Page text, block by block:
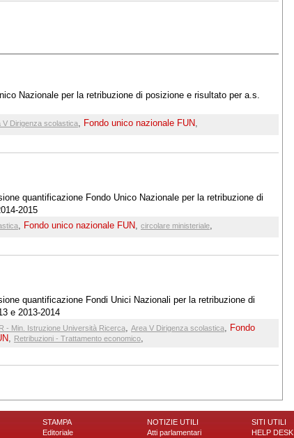
Nazionale per la retribuzione di posizione e risultato per a.s.
V Dirigenza scolastica, Fondo unico nazionale FUN,
quantificazione Fondo Unico Nazionale per la retribuzione di
2015
, Fondo unico nazionale FUN, circolare ministeriale,
quantificazione Fondi Unici Nazionali per la retribuzione di
e 2013-2014
- Min. Istruzione Università Ricerca, Area V Dirigenza scolastica, Fondo
, Retribuzioni - Trattamento economico,
STAMPA
Editoriale
NOTIZIE UTILI
Atti parlamentari
SITI UTILI
HELP DESK